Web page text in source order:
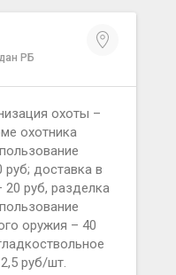
РБ
охоты –
охотника
доставка в
20 руб, разделка
оружия – 40
руб/шт.